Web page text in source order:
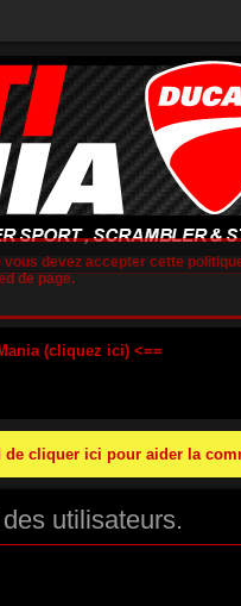
(cliquez ici) <==
cliquer ici pour aider la
utilisateurs.
devez accepter cette
de page.